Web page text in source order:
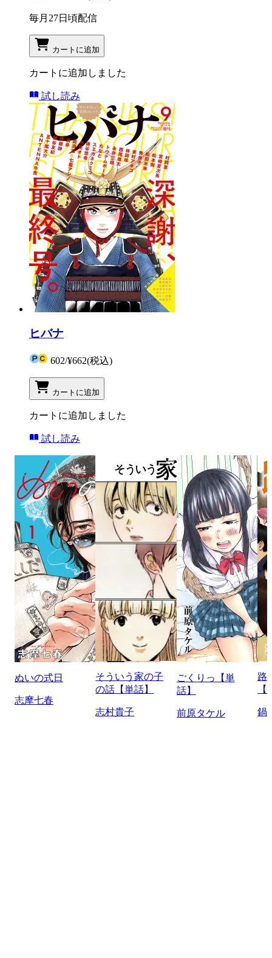
毎月27日頃配信
カートに追加
カートに追加しました
試し読み
ヒバナ
602/¥662(税込)
カートに追加
カートに追加しました
試し読み
ぬいの式日
志摩七春
そういう家の子
の話【単話】
志村貴子
ごくりっ【単
話】
前原タケル
路
鍋